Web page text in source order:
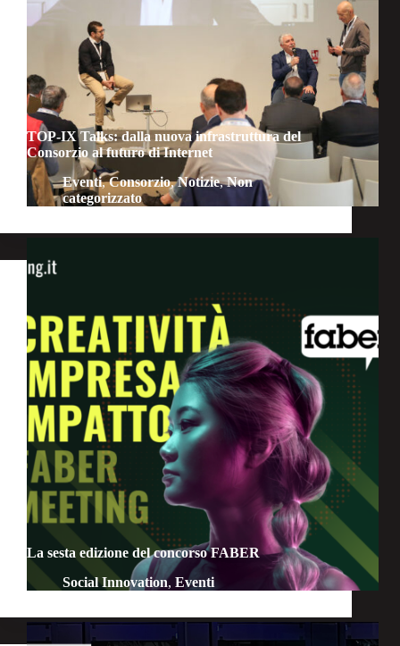
TOP-IX Talks: dalla nuova infrastruttura del
Consorzio al futuro di Internet
Eventi,Consorzio,Notizie,Non
categorizzato
La sesta edizione del concorso FABER
Social Innovation, Eventi